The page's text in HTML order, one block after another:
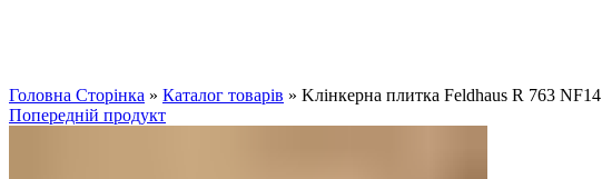
Головна Сторінка » Каталог товарів » Kлінкерна плитка Feldhaus R 763 NF14
Попередній продукт